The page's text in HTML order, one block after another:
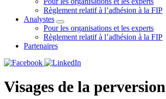
Règlement relatif à l’adhésion à la FIP
Analystes
Pour les organisations et les experts
Règlement relatif à l’adhésion à la FIP
Partenaires
Visages de la perversion